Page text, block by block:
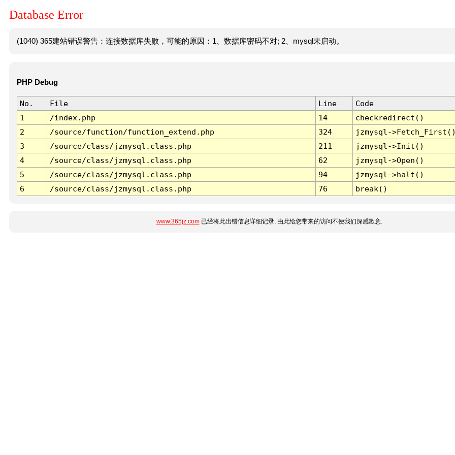
Database Error
(1040) 365建站错误警告：连接数据库失败，可能的原因：1、数据库密码不对; 2、mysql未启动。
PHP Debug
No. File Line
Code
1
/index.php 14
checkredirect()
2
/source/function/function_extend.php 324
jzmysql-
3
/source/class/jzmysql.class.php 211
jzmysql->Init()
4
/source/class/jzmysql.class.php 62
jzmysql->Open()
5
/source/class/jzmysql.class.php 94
jzmysql->halt()
6
/source/class/jzmysql.class.php 76 break()
www.365jz.com已经将此出错信息详细记录, 由此给您带来的访问不便我们深感歉意.